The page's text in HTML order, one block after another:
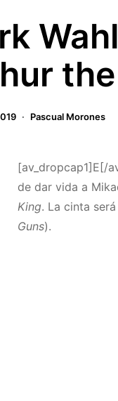
Pascual Morones
[av_dropcap1]E[/
de dar vida a
King. La cinta
Guns).